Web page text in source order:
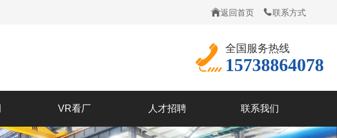
返回首页 联系方式
全国服务热线
15738864078
VR看厂 人才招聘 联系我们